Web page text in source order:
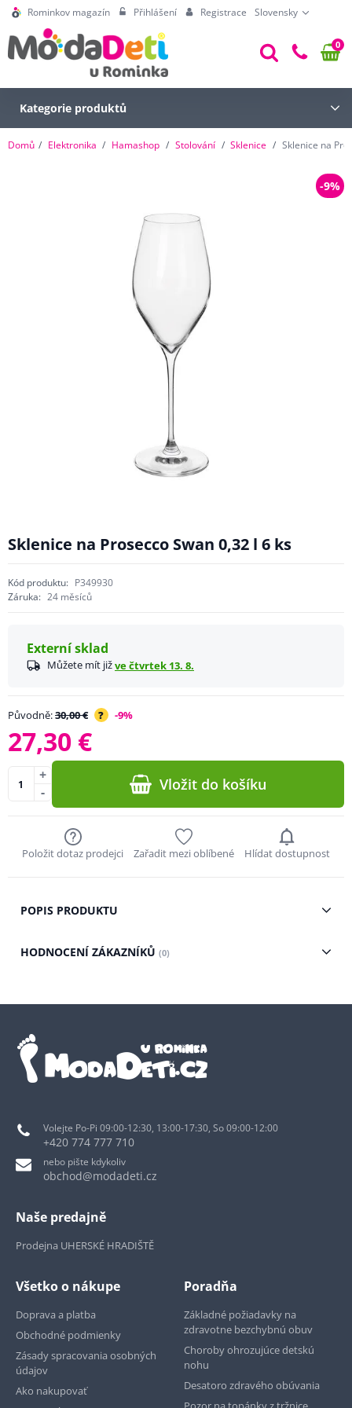
Rominkov magazín Přihlášení Registrace Slovensky
0
Kategorie produktů
Domů Elektronika Hamashop Stolování Sklenice Sklenice na
-9%
Sklenice na Prosecco Swan 0,32 l 6 ks
Kód produktu: P349930
Záruka: 24 měsíců
Externí sklad
Můžete mít jižve čtvrtek 13. 8.
Původně:30,00 € ? -9%
27,30 €
-
+ Vložit do košíku
Položit dotaz prodejci Zařadit mezi oblíbené Hlídat dostupnost
POPIS PRODUKTU
HODNOCENÍ ZÁKAZNÍKŮ (0)
Volejte Po-Pi 09:00-12:30, 13:00-17:30, So 09:00-12:00
+420 774 777 710
nebo pište kdykoliv
obchod@modadeti.cz
Naše predajně
Prodejna UHERSKÉ HRADIŠTĚ
Všetko o nákupe
Doprava a platba
Obchodné podmienky
Zásady spracovania osobných
údajov
Ako nakupovať
Poradňa
Základné požiadavky na
zdravotne bezchybnú obuv
Choroby ohrozujúce detskú
nohu
Desatoro zdravého obúvania